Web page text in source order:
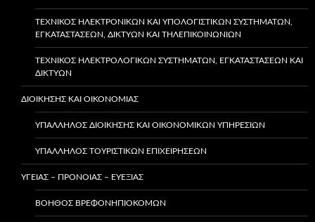
ΤΕΧΝΙΚΌΣ ΗΛΕΚΤΡΟΝΙΚΏΝ ΚΑΙ ΥΠΟΛΟΓΙΣΤΙΚΏΝ ΣΥΣΤΗΜΆΤΩΝ,
ΕΓΚΑΤΑΣΤΆΣΕΩΝ, ΔΙΚΤΎΩΝ ΚΑΙ ΤΗΛΕΠΙΚΟΙΝΩΝΙΏΝ
ΤΕΧΝΙΚΌΣ ΗΛΕΚΤΡΟΛΟΓΙΚΏΝ ΣΥΣΤΗΜΆΤΩΝ, ΕΓΚΑΤΑΣΤΆΣΕΩΝ ΚΑΙ
ΔΙΚΤΎΩΝ
ΔΙΟΙΚΗΣΗΣ ΚΑΙ ΟΙΚΟΝΟΜΙΑΣ
ΥΠΆΛΛΗΛΟΣ ΔΙΟΊΚΗΣΗΣ ΚΑΙ ΟΙΚΟΝΟΜΙΚΏΝ ΥΠΗΡΕΣΙΏΝ
ΥΠΑΛΛΗΛΟΣ ΤΟΥΡΙΣΤΙΚΩΝ ΕΠΙΧΕΙΡΗΣΕΩΝ
ΥΓΕΙΑΣ – ΠΡΟΝΟΙΑΣ – ΕΥΕΞΙΑΣ
ΒΟΗΘΌΣ ΒΡΕΦΟΝΗΠΙΟΚΌΜΩΝ